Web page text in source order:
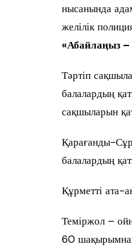
нысанында
желілік
«Абайлаңыз
Тәртіп
балалардың
сақшыларын
Қарағанды-
балалардың
Құрметті ата-
Теміржол –
60